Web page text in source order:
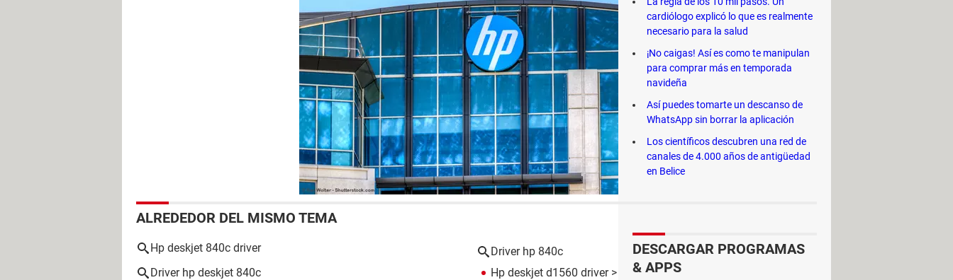
ALREDEDOR DEL MISMO TEMA
Hp deskjet 840c driver
Driver hp 840c
Driver hp deskjet 840c
Hp deskjet d1560 driver> Programas - Drivers
cardiólogo explicó lo que es realmente
necesario para la salud
¡No caigas! Así es como te manipulan
para comprar más en temporada
navideña
Así puedes tomarte un descanso de
WhatsApp sin borrar la aplicación
Los científicos descubren una red de
canales de 4.000 años de antigüedad
en Belice
DESCARGAR PROGRAMAS
& APPS